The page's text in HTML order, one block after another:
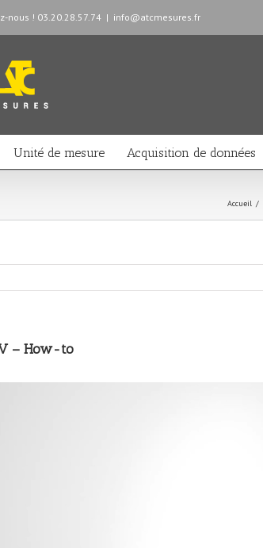
nous ! 03.20.28.57.74 | info@atcmesures.fr
Unité de mesure Acquisition de données
Accueil /
– How-to